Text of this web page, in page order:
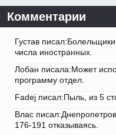
Комментарии
Густав
числа иностранных.
Лобан писала:Может
программу отдел.
Fadej писал:Пыль, из 5
Влас
176-191 отказываясь.